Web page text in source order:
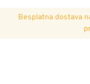
Besplatna dostava